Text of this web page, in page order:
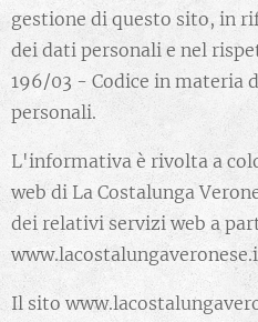
gestione di questo sito, in
dei dati personali e nel
196/03 - Codice in materia
personali.
L'informativa è rivolta a
web di La Costalunga
dei relativi servizi web a
Il sito